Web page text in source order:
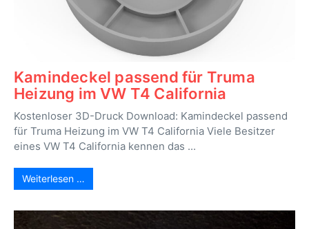
Kamindeckel passend für Truma
Heizung im VW T4 California
Kostenloser 3D-Druck Download: Kamindeckel passend
für Truma Heizung im VW T4 California Viele Besitzer
eines VW T4 California kennen das ...
Weiterlesen …